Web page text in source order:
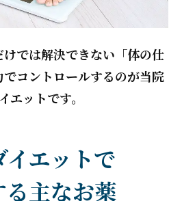
では解決できない「体の仕
コントロールするのが当院
エットです。
イエットで
主なお薬